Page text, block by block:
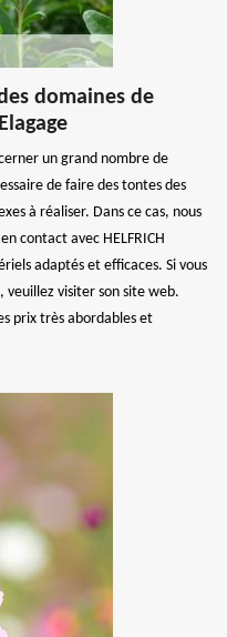
domaines de
un grand nombre de
de faire des tontes des
à réaliser. Dans ce cas, nous
contact avec HELFRICH
adaptés et efficaces. Si vous
veuillez visiter son site web.
prix très abordables et